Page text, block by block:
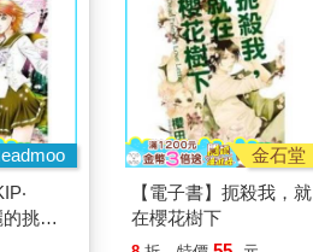
挑戰─
金石堂
【電子書】扼殺我，就
在櫻花樹下